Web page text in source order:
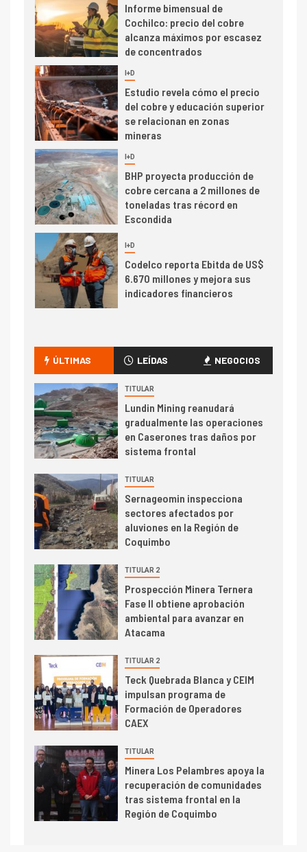
Informe bimensual de
Cochilco: precio del cobre
alcanza máximos por escasez
de concentrados
5 I+D
Estudio revela cómo el precio
del cobre y educación superior
se relacionan en zonas
mineras
6 I+D
BHP proyecta producción de
cobre cercana a 2 millones de
toneladas tras récord en
Escondida
I+D
Codelco reporta Ebitda de US$
6.670 millones y mejora sus
indicadores financieros
camión 100% eléctrico para
transportar cátodos al Puerto
de San Antonio
2
I+D
Producción minera en mayo de
2026 cae 10,6%
3
PIB minero impacta el
crecimiento regional: Banco
Central reporta resultados
trimestre
4 I+D
Informe bimensual de
Cochilco: precio del cobre
alcanza máximos por escasez
de concentrados
5 I+D
Estudio revela cómo el precio
del cobre y educación superior
se relacionan en zonas
mineras
6
BHP proyecta producción de
cobre cercana a 2 millones de
toneladas tras récord en
Escondida
ÚLTIMAS LEÍDAS NEGOCIOS
TITULAR
Lundin Mining reanudará
gradualmente las operaciones
en Caserones tras daños por
sistema frontal
TITULAR
Sernageomin inspecciona
sectores afectados por
aluviones en la Región de
Coquimbo
TITULAR 2
Prospección Minera Ternera
Fase II obtiene aprobación
ambiental para avanzar en
Atacama
TITULAR 2
Teck Quebrada Blanca y CEIM
impulsan programa de
Formación de Operadores
CAEX
TITULAR
Minera Los Pelambres apoya la
recuperación de comunidades
tras sistema frontal en la
Región de Coquimbo